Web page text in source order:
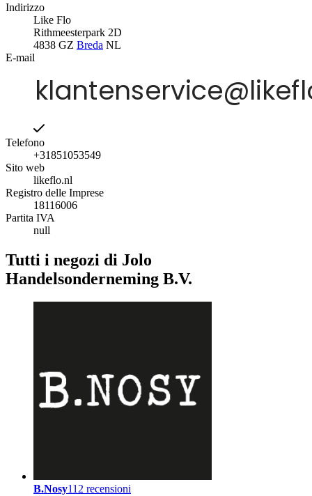
Indirizzo
Like Flo
Rithmeesterpark 2D
4838 GZ Breda NL
E-mail
Telefono
+31851053549
Sito web
likeflo.nl
Registro delle Imprese
18116006
Partita IVA
null
Tutti i negozi di Jolo
Handelsonderneming B.V.
B.Nosy112 recensioni